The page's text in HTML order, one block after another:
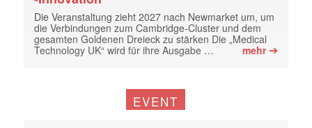
Die Veranstaltung zieht 2027 nach Newmarket um, um
die Verbindungen zum Cambridge-Cluster und dem
gesamten Goldenen Dreieck zu stärken Die „Medical
Technology UK“ wird für ihre Ausgabe …
mehr➔
EVENT